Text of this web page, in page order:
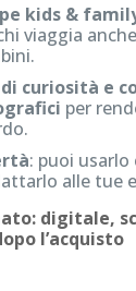
kids &
viaggia
di curiosità e
per
: puoi usarlo
alle tue
digitale,
l’acquisto